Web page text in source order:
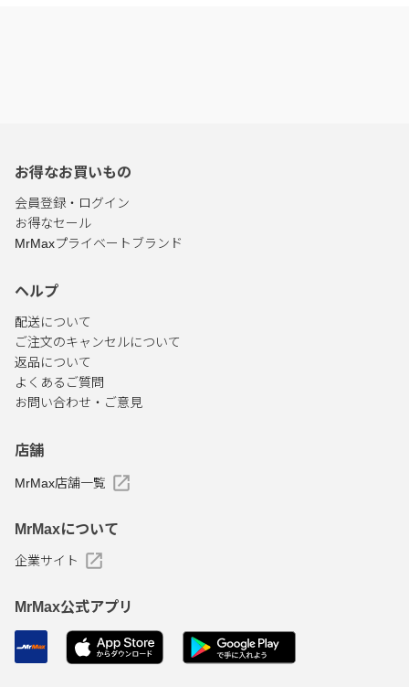
お得なお買いもの
会員登録・ログイン
お得なセール
MrMaxプライベートブランド
ヘルプ
配送について
ご注文のキャンセルについて
返品について
よくあるご質問
お問い合わせ・ご意見
店舗
MrMax店舗一覧
MrMaxについて
企業サイト
MrMax公式アプリ